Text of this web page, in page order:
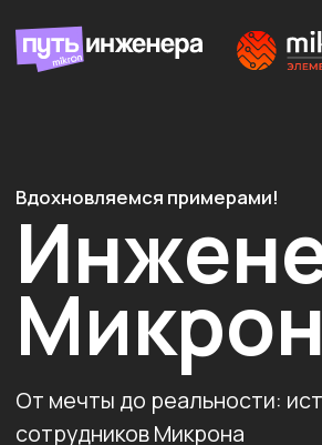
Инженеры
Микрона
От мечты до реальности: истории успеха
сотрудников Микрона